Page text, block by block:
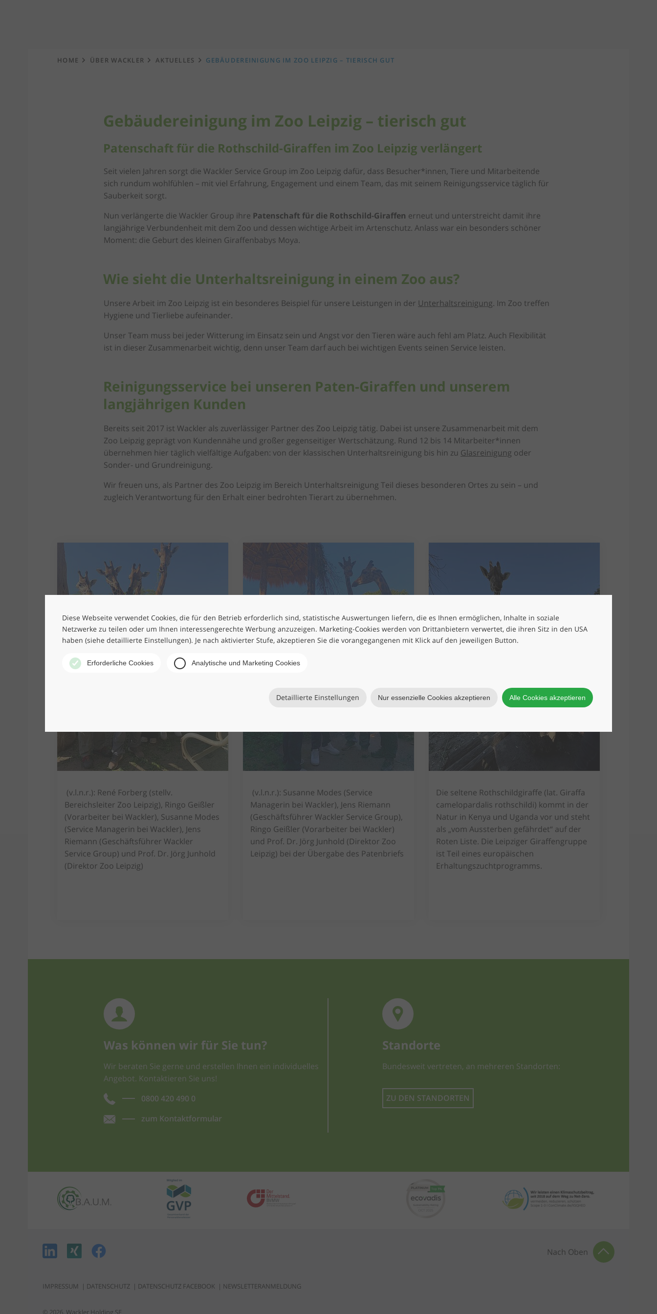
Diese Webseite verwendet Cookies, die für den Betrieb erforderlich sind, statistische Auswertungen liefern, die es Ihnen ermöglichen, Inhalte in soziale
Netzwerke zu teilen oder um Ihnen interessengerechte Werbung anzuzeigen. Marketing-Cookies werden von Drittanbietern verwertet, die ihren Sitz in den USA
haben (siehe detaillierte Einstellungen). Je nach aktivierter Stufe, akzeptieren Sie die vorangegangenen mit Klick auf den jeweiligen Button.
Erforderliche Cookies Analytische und Marketing Cookies
Detaillierte Einstellungen Nur essenzielle Cookies akzeptieren Alle Cookies akzeptieren
HOME ÜBER WACKLER AKTUELLES GEBÄUDEREINIGUNG IM ZOO LEIPZIG – TIERISCH GUT
Gebäudereinigung im Zoo Leipzig – tierisch gut
Patenschaft für die Rothschild-Giraffen im Zoo Leipzig verlängert
Seit vielen Jahren sorgt die Wackler Service Group im Zoo Leipzig dafür, dass Besucher*innen, Tiere und Mitarbeitende
sich rundum wohlfühlen – mit viel Erfahrung, Engagement und einem Team, das mit seinem Reinigungsservice täglich für
Sauberkeit sorgt.
Nun verlängerte die Wackler Group ihre Patenschaft für die Rothschild-Giraffen erneut und unterstreicht damit ihre
langjährige Verbundenheit mit dem Zoo und dessen wichtige Arbeit im Artenschutz. Anlass war ein besonders schöner
Moment: die Geburt des kleinen Giraffenbabys Moya.
Wie sieht die Unterhaltsreinigung in einem Zoo aus?
Unsere Arbeit im Zoo Leipzig ist ein besonderes Beispiel für unsere Leistungen in der Unterhaltsreinigung. Im Zoo treffen
Hygiene und Tierliebe aufeinander.
Unser Team muss bei jeder Witterung im Einsatz sein und Angst vor den Tieren wäre auch fehl am Platz. Auch Flexibilität
ist in dieser Zusammenarbeit wichtig, denn unser Team darf auch bei wichtigen Events seinen Service leisten.
Reinigungsservice bei unseren Paten-Giraffen und unserem
langjährigen Kunden
Bereits seit 2017 ist Wackler als zuverlässiger Partner des Zoo Leipzig tätig. Dabei ist unsere Zusammenarbeit mit dem
Zoo Leipzig geprägt von Kundennähe und großer gegenseitiger Wertschätzung. Rund 12 bis 14 Mitarbeiter*innen
übernehmen hier täglich vielfältige Aufgaben: von der klassischen Unterhaltsreinigung bis hin zu Glasreinigung oder
Sonder- und Grundreinigung.
Wir freuen uns, als Partner des Zoo Leipzig im Bereich Unterhaltsreinigung Teil dieses besonderen Ortes zu sein – und
zugleich Verantwortung für den Erhalt einer bedrohten Tierart zu übernehmen.
(v.l.n.r.): René Forberg (stellv.
Bereichsleiter Zoo Leipzig), Ringo Geißler
(Vorarbeiter bei Wackler), Susanne Modes
(Service Managerin bei Wackler), Jens
Riemann (Geschäftsführer Wackler
Service Group) und Prof. Dr. Jörg Junhold
(Direktor Zoo Leipzig)
(v.l.n.r.): Susanne Modes (Service
Managerin bei Wackler), Jens Riemann
(Geschäftsführer Wackler Service Group),
Ringo Geißler (Vorarbeiter bei Wackler)
und Prof. Dr. Jörg Junhold (Direktor Zoo
Leipzig) bei der Übergabe des Patenbriefs
Die seltene Rothschildgiraffe (lat. Giraffa
camelopardalis rothschildi) kommt in der
Natur in Kenya und Uganda vor und steht
als „vom Aussterben gefährdet“ auf der
Roten Liste. Die Leipziger Giraffengruppe
ist Teil eines europäischen
Erhaltungszuchtprogramms.
Was können wir für Sie tun?
Wir beraten Sie gerne und erstellen Ihnen ein individuelles
Angebot. Kontaktieren Sie uns!
0800 420 490 0
zum Kontaktformular
Standorte
Bundesweit vertreten, an mehreren Standorten:
ZU DEN STANDORTEN
Nach Oben
IMPRESSUM | DATENSCHUTZ | DATENSCHUTZ FACEBOOK | NEWSLETTERANMELDUNG
© 2026, Wackler Holding SE